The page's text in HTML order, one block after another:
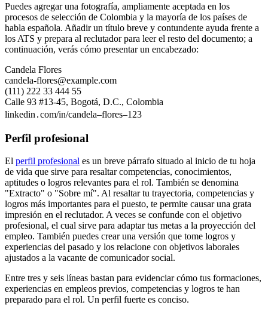
Puedes agregar una fotografía, ampliamente aceptada en los
procesos de selección de Colombia y la mayoría de los países de
habla española. Añadir un título breve y contundente ayuda frente a
los ATS y prepara al reclutador para leer el resto del documento; a
continuación, verás cómo presentar un encabezado:
Candela Flores
candela-flores@example.com
(111) 222 33 444 55
Calle 93 #13-45, Bogotá, D.C., Colombia
linkedin․com/in/candela–flores–123
Perfil profesional
El perfil profesional es un breve párrafo situado al inicio de tu hoja
de vida que sirve para resaltar competencias, conocimientos,
aptitudes o logros relevantes para el rol. También se denomina
"Extracto" o "Sobre mí". Al resaltar tu trayectoria, competencias y
logros más importantes para el puesto, te permite causar una grata
impresión en el reclutador. A veces se confunde con el objetivo
profesional, el cual sirve para adaptar tus metas a la proyección del
empleo. También puedes crear una versión que tome logros y
experiencias del pasado y los relacione con objetivos laborales
ajustados a la vacante de comunicador social.
Entre tres y seis líneas bastan para evidenciar cómo tus formaciones,
experiencias en empleos previos, competencias y logros te han
preparado para el rol. Un perfil fuerte es conciso.